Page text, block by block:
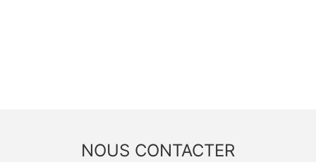
NOUS CONTACTER